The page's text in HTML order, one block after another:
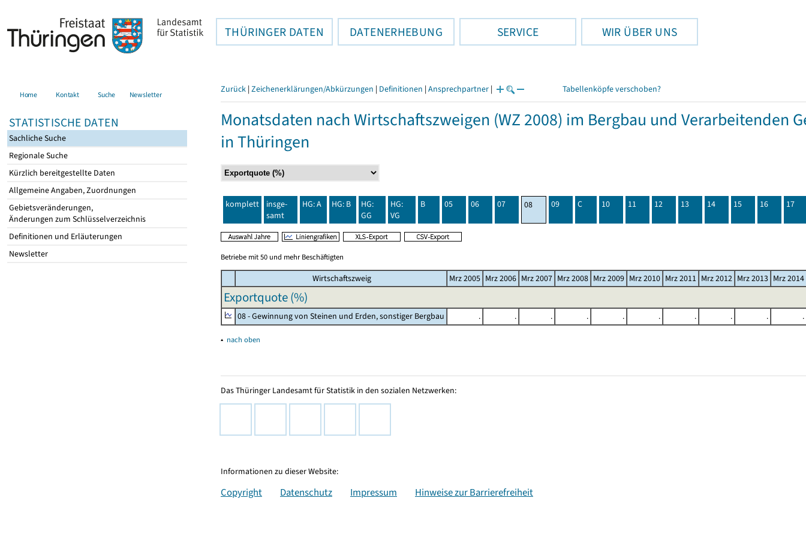
THÜRINGER DATEN DATENERHEBUNG SERVICE WIR ÜBER UNS
Home Kontakt Suche Newsletter
STATISTISCHE DATEN
Sachliche Suche
Regionale Suche
Kürzlich bereitgestellte Daten
Allgemeine Angaben, Zuordnungen
Gebietsveränderungen,
Änderungen zum Schlüsselverzeichnis
Definitionen und Erläuterungen
Newsletter
Zurück | Zeichenerklärungen/Abkürzungen | Definitionen | Ansprechpartner | Tabellenköpfe verschoben?
Monatsdaten nach Wirtschaftszweigen (WZ 2008) im Bergbau und Verarbeitenden
in Thüringen
komplett
insge-
samt
HG: A HG: B
HG:
GG
HG:
VG
B 05 06 07 08 09 C 10 11 12 13 14 15 16 17
Betriebe mit 50 und mehr Beschäftigten
Wirtschaftszweig Mrz 2005 Mrz 2006 Mrz 2007 Mrz 2008 Mrz 2009 Mrz 2010 Mrz 2011 Mrz 2012 Mrz 2013 Mrz 2014
Exportquote (%)
08 - Gewinnung von Steinen und Erden, sonstiger Bergbau . . . . . . . . . .
▴ nach oben
Das Thüringer Landesamt für Statistik in den sozialen Netzwerken:
Informationen zu dieser Website:
Copyright Datenschutz Impressum Hinweise zur Barrierefreiheit